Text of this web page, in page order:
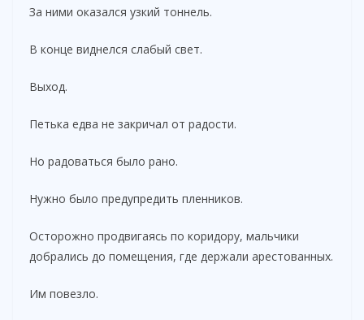
За ними оказался узкий тоннель.
В конце виднелся слабый свет.
Выход.
Петька едва не закричал от радости.
Но радоваться было рано.
Нужно было предупредить пленников.
Осторожно продвигаясь по коридору, мальчики
добрались до помещения, где держали арестованных.
Им повезло.